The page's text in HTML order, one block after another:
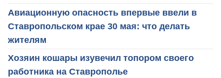
Авиационную опасность впервые ввели в
Ставропольском крае 30 мая: что делать
жителям
Хозяин кошары изувечил топором своего
работника на Ставрополье